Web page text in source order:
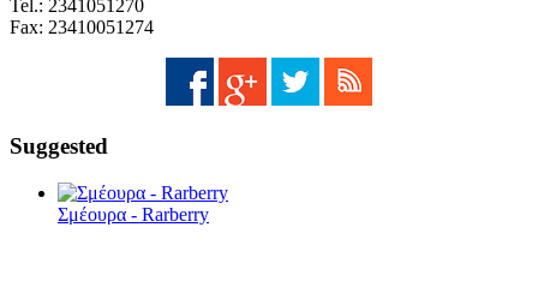
Tel.: 2341051270
Fax: 23410051274
Suggested
Σμέουρα - Rarberry